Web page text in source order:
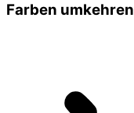
Farben umkehren